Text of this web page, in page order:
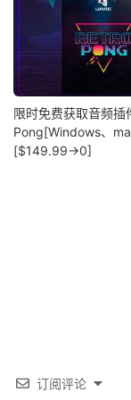
限时免费获取音频插
Pong[Windows、
[$149.99→0]
订阅评论